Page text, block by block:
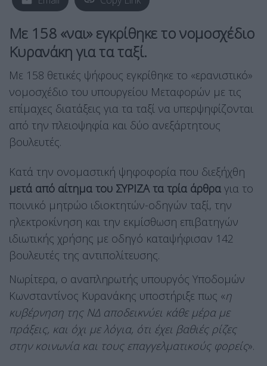
Με 158 «ναι» εγκρίθηκε το νομοσχέδιο
Κυρανάκη για τα ταξί.
Με 158 θετικές ψήφους εγκρίθηκε το «ερανιστικό»
νομοσχέδιο του υπουργείου Μεταφορών με τις
επίμαχες διατάξεις για τα ταξί να υπερψηφίζονται
από την πλειοψηφία και δύο ανεξάρτητους
βουλευτές.
Κατά την ονομαστική ψηφοφορία που διεξήχθη
μετά από αίτημα του ΣΥΡΙΖΑ τα τρία άρθρα για το
ποινικό μητρώο ιδιοκτητών-οδηγών ταξί, την
ηλεκτροκίνηση και την εκμίσθωση επιβατηγών
ιδιωτικής χρήσης με οδηγό καταψήφισαν 142
βουλευτές της αντιπολίτευσης.
Νωρίτερα, ο αναπληρωτής υπουργός Υποδομών
Κωνσταντίνος Κυρανάκης υποστήριξε πως «η
κυβέρνηση της ΝΔ αποδεικνύει κάθε μέρα με
πράξεις, και όχι με λόγια, ότι έχει βαθιές ρίζες
στην κοινωνία και τους επαγγελματικούς φορείς».